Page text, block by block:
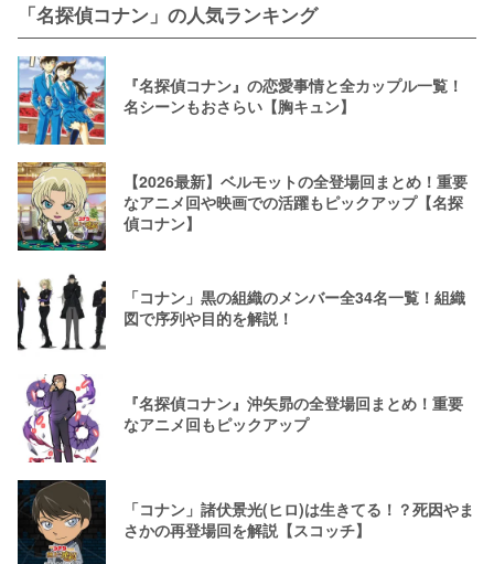
「名探偵コナン」の人気ランキング
『名探偵コナン』の恋愛事情と全カップル一覧！
名シーンもおさらい【胸キュン】
【2026最新】ベルモットの全登場回まとめ！重要
なアニメ回や映画での活躍もピックアップ【名探
偵コナン】
「コナン」黒の組織のメンバー全34名一覧！組織
図で序列や目的を解説！
『名探偵コナン』沖矢昴の全登場回まとめ！重要
なアニメ回もピックアップ
「コナン」諸伏景光(ヒロ)は生きてる！？死因やま
さかの再登場回を解説【スコッチ】